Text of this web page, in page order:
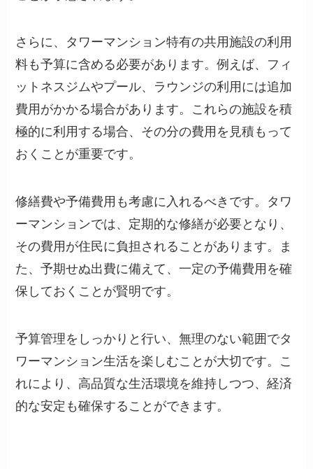
さらに、タワーマンション特有の共用施設の利用
料も予算に含める必要があります。例えば、フィ
ットネスジムやプール、ラウンジの利用には追加
費用がかかる場合があります。これらの施設を積
極的に利用する場合、その分の費用を見積もって
おくことが重要です。
修繕費や予備費用も考慮に入れるべきです。タワ
ーマンションでは、定期的な修繕が必要となり、
その費用が住民に負担されることがあります。ま
た、予期せぬ出費に備えて、一定の予備費用を確
保しておくことが賢明です。
予算管理をしっかりと行い、無理のない範囲でタ
ワーマンション生活を楽しむことが大切です。こ
れにより、高品質な生活環境を維持しつつ、経済
的な安定も確保することができます。